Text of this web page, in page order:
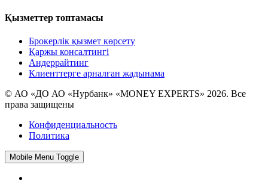
Қызметтер топтамасы
Брокерлік қызмет көрсету
Қаржы консалтингі
Андеррайтинг
Клиенттерге арналған жадынама
© АО «ДО АО «Нурбанк» «MONEY EXPERTS» 2026. Все
права защищены
Конфиденциальность
Политика
Mobile Menu Toggle